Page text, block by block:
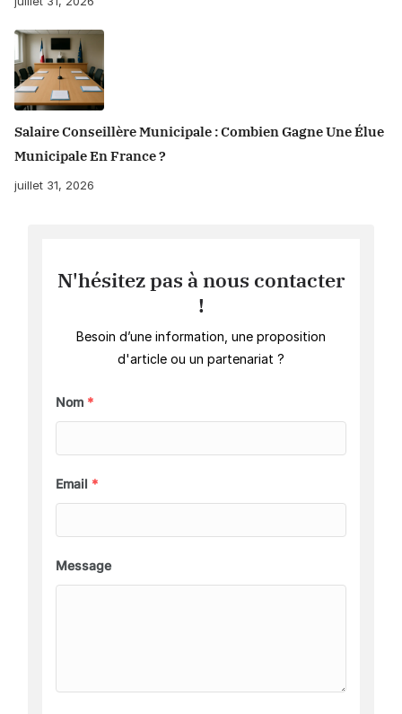
Salaire Conseillère Municipale : Combien Gagne Une Élue
Municipale En France ?
juillet 31, 2026
N'hésitez pas à nous contacter
!
Besoin d’une information, une proposition
d'article ou un partenariat ?
Nom *
Email *
Message